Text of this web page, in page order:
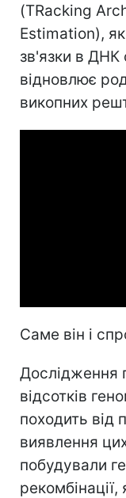
(TRacking
Estimation),
зв'язки в ДНК
відновлює
викопних
Саме він і
Дослідження
відсотків
походить від
виявлення
побудували